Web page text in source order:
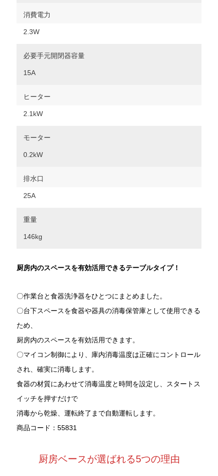
消費電力
2.3W
必要手元開閉器容量
15A
ヒーター
2.1kW
モーター
0.2kW
排水口
25A
重量
146kg
厨房内のスペースを有効活用できるテーブルタイプ！
〇作業台と食器洗浄器をひとつにまとめました。
〇台下スペースを食器や器具の消毒保管庫として使用できる
ため、
厨房内のスペースを有効活用できます。
〇マイコン制御により、庫内消毒温度は正確にコントロール
され、確実に消毒します。
食器の材質にあわせて消毒温度と時間を設定し、スタートス
イッチを押すだけで
消毒から乾燥、運転終了まで自動運転します。
商品コード：55831
厨房ベースが選ばれる5つの理由